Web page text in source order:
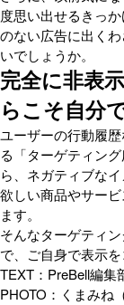
度思い出せるきっ
のない広告に出く
いでしょうか。
完全に非表
らこそ自分
ユーザーの行動履
る「ターゲティン
ら、ネガティブな
欲しい商品やサー
ます。
そんなターゲティ
で、ご自身で表示
TEXT：PreBell編集
PHOTO：くまみね